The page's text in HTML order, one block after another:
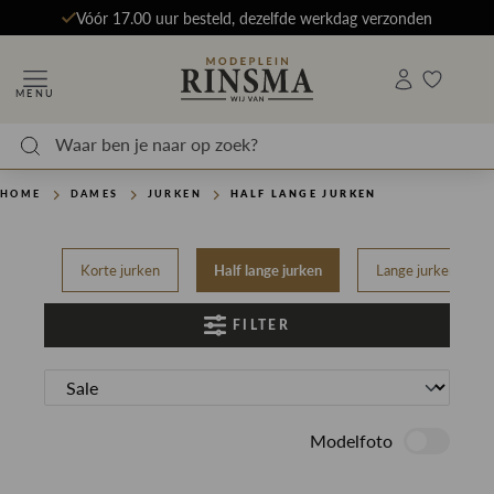
Vóór 17.00 uur besteld, dezelfde werkdag verzonden
MENU
HOME DAMES JURKEN HALF LANGE JURKEN
Korte jurken Half lange jurken Lange jurken
FILTER
Modelfoto